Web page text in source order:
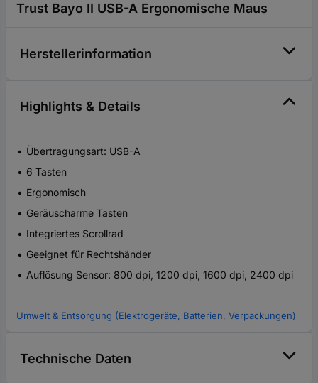
Trust Bayo II USB-A Ergonomische Maus
Herstellerinformation
Highlights & Details
Übertragungsart: USB-A
6 Tasten
Ergonomisch
Geräuscharme Tasten
Integriertes Scrollrad
Geeignet für Rechtshänder
Auflösung Sensor: 800 dpi, 1200 dpi, 1600 dpi, 2400 dpi
Umwelt & Entsorgung (Elektrogeräte, Batterien, Verpackungen)
Technische Daten